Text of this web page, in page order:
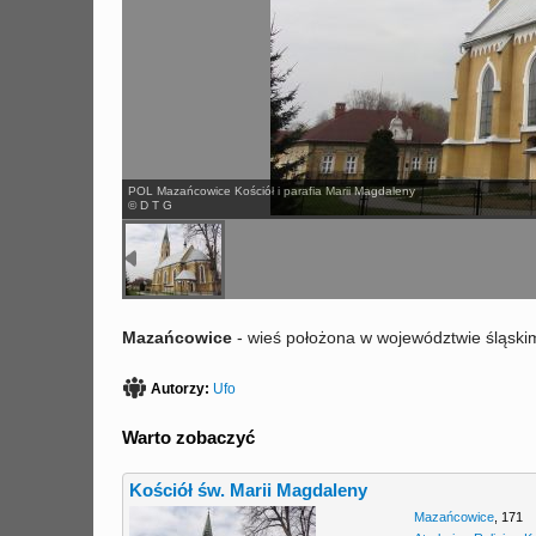
POL Mazańcowice Kościół i parafia Marii Magdaleny
© D T G
Mazańcowice - wieś położona w województwie
Autorzy: Ufo
Warto zobaczyć
Kościół św. Marii Magdaleny
Mazańcowice 171